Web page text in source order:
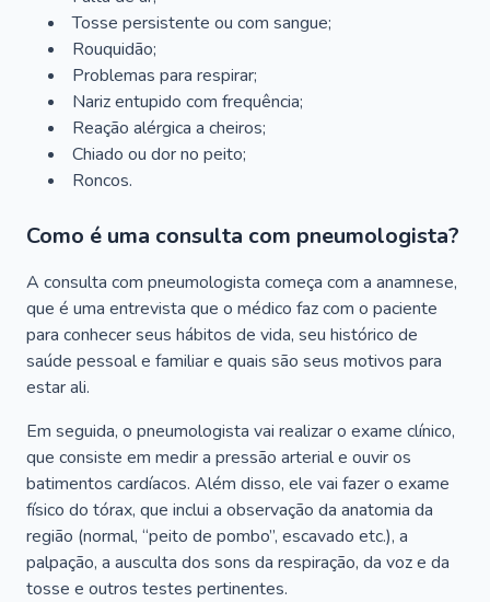
Tosse persistente ou com sangue;
Rouquidão;
Problemas para respirar;
Nariz entupido com frequência;
Reação alérgica a cheiros;
Chiado ou dor no peito;
Roncos.
Como é uma consulta com pneumologista?
A consulta com pneumologista começa com a anamnese,
que é uma entrevista que o médico faz com o paciente
para conhecer seus hábitos de vida, seu histórico de
saúde pessoal e familiar e quais são seus motivos para
estar ali.
Em seguida, o pneumologista vai realizar o exame clínico,
que consiste em medir a pressão arterial e ouvir os
batimentos cardíacos. Além disso, ele vai fazer o exame
físico do tórax, que inclui a observação da anatomia da
região (normal, “peito de pombo”, escavado etc.), a
palpação, a ausculta dos sons da respiração, da voz e da
tosse e outros testes pertinentes.